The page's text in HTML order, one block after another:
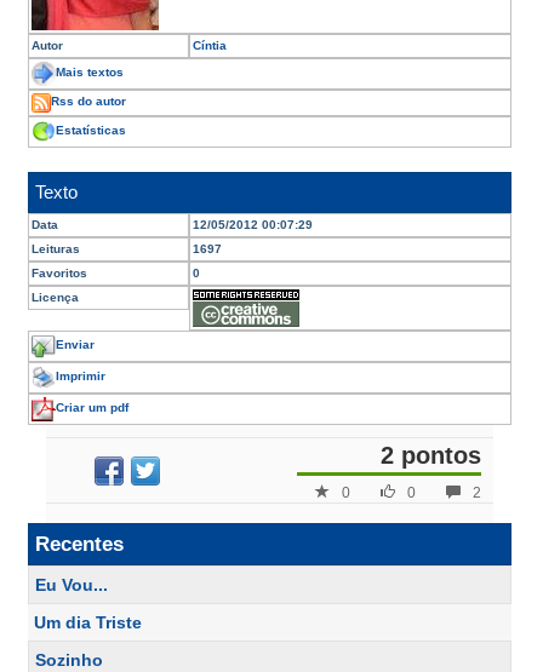
Autor Cíntia
Mais textos
Rss do autor
Estatísticas
Texto
Data
12/05/2012 00:07:29
Leituras
1697
Favoritos
0
Licença
Enviar
Imprimir
Criar um pdf
2 pontos
2
0
0
Recentes
Eu Vou...
Um dia Triste
Sozinho